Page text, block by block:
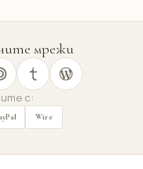
мрежи
с:
Wire